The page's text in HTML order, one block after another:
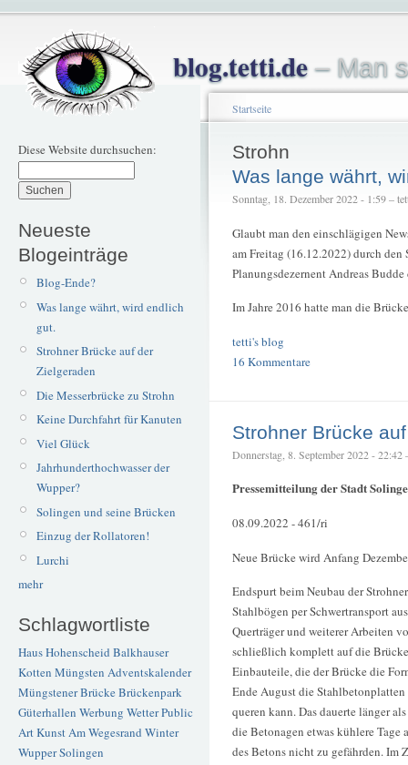
blog.tetti.de– Man
Diese Website durchsuchen:
Neueste
Blogeinträge
Blog-Ende?
Was lange währt, wird endlich
gut.
Strohner Brücke auf der
Zielgeraden
Die Messerbrücke zu Strohn
Keine Durchfahrt für Kanuten
Viel Glück
Jahrhunderthochwasser der
Wupper?
Solingen und seine Brücken
Einzug der Rollatoren!
Lurchi
mehr
Schlagwortliste
Haus Hohenscheid Balkhauser
Kotten Müngsten Adventskalender
Müngstener BrückeBrückenpark
Güterhallen Werbung WetterPublic
ArtKunstAm Wegesrand Winter
WupperSolingen
Startseite
Strohn
Was lange währt,
Sonntag, 18. Dezember 2022 - 1:59 –
Glaubt man den einschlägigen
am Freitag (16.12.2022) durch
Planungsdezernent Andreas
Im Jahre 2016 hatte man die
tetti's blog
16 Kommentare
Strohner Brücke
Donnerstag, 8. September 2022 - 22:42
Pressemitteilung der Stadt
08.09.2022 - 461/ri
Neue Brücke wird Anfang
Endspurt beim Neubau der
Stahlbögen per Schwertransport
Querträger und weiterer Arbeiten
schließlich komplett auf die
Einbauteile, die der Brücke die
Ende August die
queren kann. Das dauerte länger
die Betonagen etwas kühlere
des Betons nicht zu gefährden. Im